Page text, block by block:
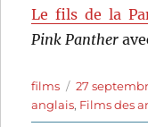
Le fils de la
Pink Panther
Auteur
films
Publié
le
27
anglais, Films des